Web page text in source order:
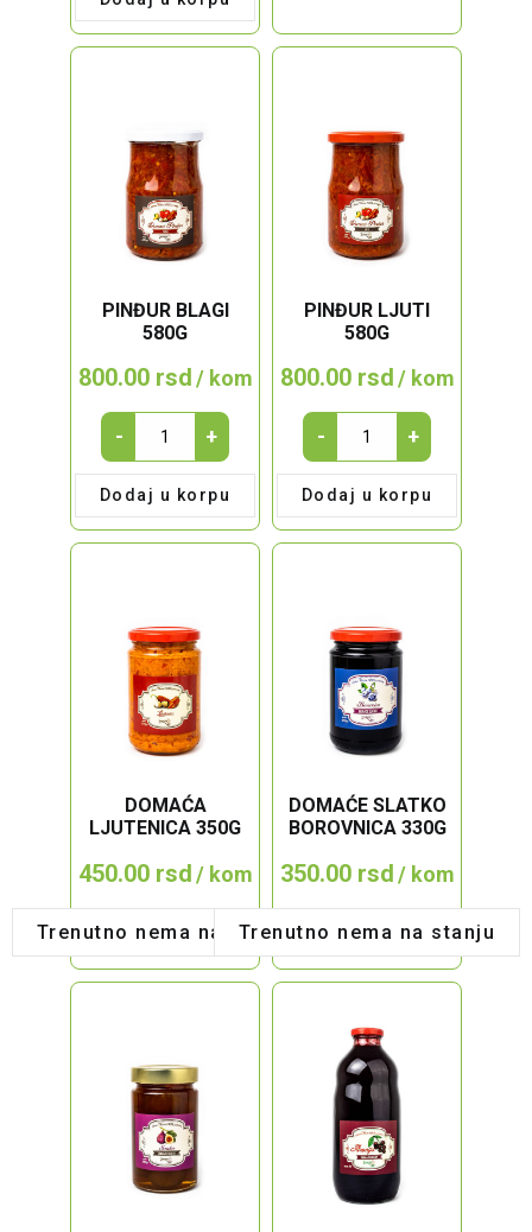
720g
quantity
PINĐUR BLAGI
580G
800.00 rsd/ kom
PINĐUR
BLAGI
580g
quantity
- +
Dodaj u korpu
PINĐUR LJUTI
580G
800.00 rsd/ kom
PINĐUR
LJUTI
580g
quantity
- +
Dodaj u korpu
DOMAĆA
LJUTENICA 350G
450.00 rsd/ kom
Trenutno nema na stanju
DOMAĆE SLATKO
BOROVNICA 330G
350.00 rsd/ kom
Trenutno nema na stanju